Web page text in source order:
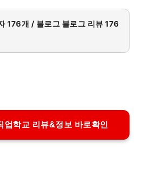
176개 / 블로그 블로그 리뷰 176
업학교 리뷰&정보 바로확인